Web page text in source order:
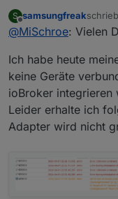
S
Offline
samsungfreak
zuletzt
@MiSchroe: Vielen
Ich habe heute
keine Geräte
ioBroker integrieren
Leider erhalte ich
Adapter wird nicht